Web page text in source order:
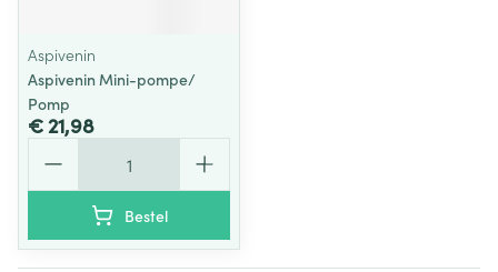
Aspivenin
Aspivenin Mini-pompe/
Pomp
€ 21,98
Bestel